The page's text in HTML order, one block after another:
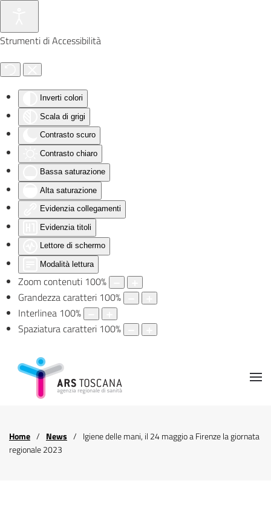
Strumenti di Accessibilità
Inverti colori
Scala di grigi
Contrasto scuro
Contrasto chiaro
Bassa saturazione
Alta saturazione
Evidenzia collegamenti
Evidenzia titoli
Lettore di schermo
Modalità lettura
Zoom contenuti 100%
Grandezza caratteri 100%
Interlinea 100%
Spaziatura caratteri 100%
Skip to main content
Home News
Igiene delle mani, il 24 maggio a Firenze la giornata
regionale 2023